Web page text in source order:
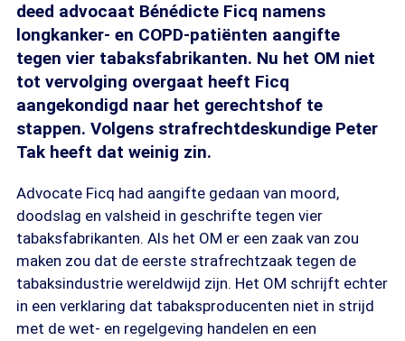
deed advocaat Bénédicte Ficq namens
longkanker- en COPD-patiënten aangifte
tegen vier tabaksfabrikanten. Nu het OM niet
tot vervolging overgaat heeft Ficq
aangekondigd naar het gerechtshof te
stappen. Volgens strafrechtdeskundige Peter
Tak heeft dat weinig zin.
Advocate Ficq had aangifte gedaan van moord,
doodslag en valsheid in geschrifte tegen vier
tabaksfabrikanten. Als het OM er een zaak van zou
maken zou dat de eerste strafrechtzaak tegen de
tabaksindustrie wereldwijd zijn. Het OM schrijft echter
in een verklaring dat tabaksproducenten niet in strijd
met de wet- en regelgeving handelen en een